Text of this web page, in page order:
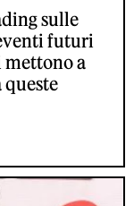
sulle
futuri
a
queste